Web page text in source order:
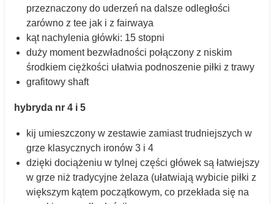
przeznaczony do uderzeń na dalsze odległości
zarówno z tee jak i z fairwaya
kąt nachylenia główki: 15 stopni
duży moment bezwładności połączony z niskim
środkiem ciężkości ułatwia podnoszenie piłki z trawy
grafitowy shaft
hybryda nr 4 i 5
kij umieszczony w zestawie zamiast trudniejszych w
grze klasycznych ironów 3 i 4
dzięki dociążeniu w tylnej części główek są łatwiejszy
w grze niż tradycyjne żelaza (ułatwiają wybicie piłki z
większym kątem początkowym, co przekłada się na